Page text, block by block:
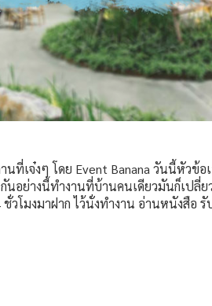
เจ๋งๆ โดย Event Banana วันนี้หัวข้อ
นอย่างนี้ทำงานที่บ้านคนเดียวมันก็เปลี่
วโมงมาฝาก ไว้นั่งทำงาน อ่านหนังสือ